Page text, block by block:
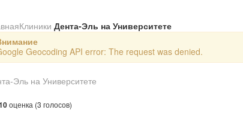
Клиники Дента-Эль на Университете
Geocoding API error: The request was denied.
Эль на Университете
оценка (3 голосов)